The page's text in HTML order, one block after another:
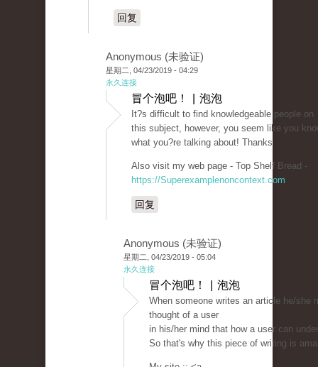
回复
Anonymous (未验证)
星期二, 04/23/2019 - 04:29
永久连接
冒个泡吧！ | 泡泡
It?s difficult to find knowledgeable people on
this subject, however, you seem like you
what you?re talking about! Thanks
Also visit my web page - Top Shelf Bread -
https://Superexamplenoncontext.com
回复
Anonymous (未验证)
星期二, 04/23/2019 - 05:04
永久连接
冒个泡吧！ | 泡泡
When someone writes an article he/she
thought of a user
in his/her mind that how a user can
So that's why this piece of writing is